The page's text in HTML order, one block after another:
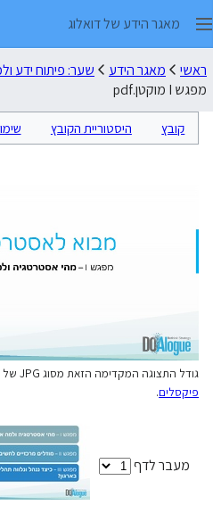
מאגר הידע של דואלוג
ראשי מאגר הידע שער: פיתוח ידע
מפגש I מוקטן.pdf
קובץ היסטוריית הקובץ
גודל התצוגה המקדימה הזאת מסוג JPG של קובץ ה־PDF הזה:
פיקסלים.
מעבר לדף